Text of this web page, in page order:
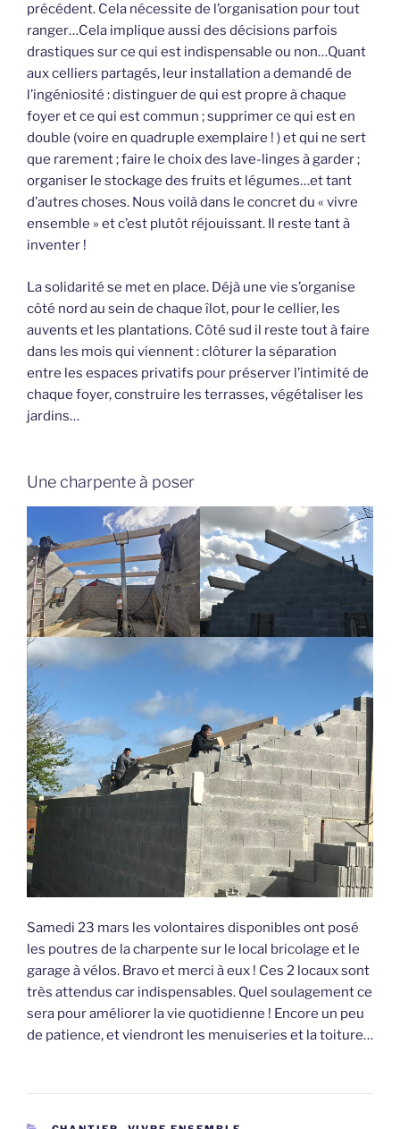
précédent. Cela nécessite de l’organisation pour tout
ranger…Cela implique aussi des décisions parfois
drastiques sur ce qui est indispensable ou non…Quant
aux celliers partagés, leur installation a demandé de
l’ingéniosité : distinguer de qui est propre à chaque
foyer et ce qui est commun ; supprimer ce qui est en
double (voire en quadruple exemplaire ! ) et qui ne sert
que rarement ; faire le choix des lave-linges à garder ;
organiser le stockage des fruits et légumes…et tant
d’autres choses. Nous voilà dans le concret du « vivre
ensemble » et c’est plutôt réjouissant. Il reste tant à
inventer !
La solidarité se met en place. Déjà une vie s’organise
côté nord au sein de chaque îlot, pour le cellier, les
auvents et les plantations. Côté sud il reste tout à faire
dans les mois qui viennent : clôturer la séparation
entre les espaces privatifs pour préserver l’intimité de
chaque foyer, construire les terrasses, végétaliser les
jardins…
Une charpente à poser
Samedi 23 mars les volontaires disponibles ont posé
les poutres de la charpente sur le local bricolage et le
garage à vélos. Bravo et merci à eux ! Ces 2 locaux sont
très attendus car indispensables. Quel soulagement ce
sera pour améliorer la vie quotidienne ! Encore un peu
de patience, et viendront les menuiseries et la toiture…